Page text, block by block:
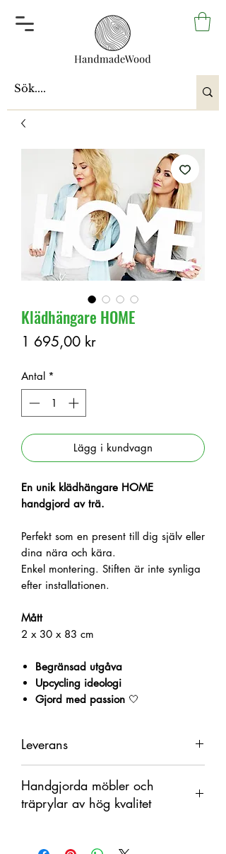
Klädhängare HOME
1 695,00 krPris
Antal *
Lägg i kundvagn
En unik klädhängare HOME
handgjord av trä.
Perfekt som en present till dig själv eller
dina nära och kära.
Enkel montering. Stiften är inte synliga
efter installationen.
Mått
2 x 30 x 83 cm
Begränsad utgåva
Upcycling ideologi
Gjord med passion 🤍
Leverans
Handgjorda möbler och
träprylar av hög kvalitet
som ett organiskt material med